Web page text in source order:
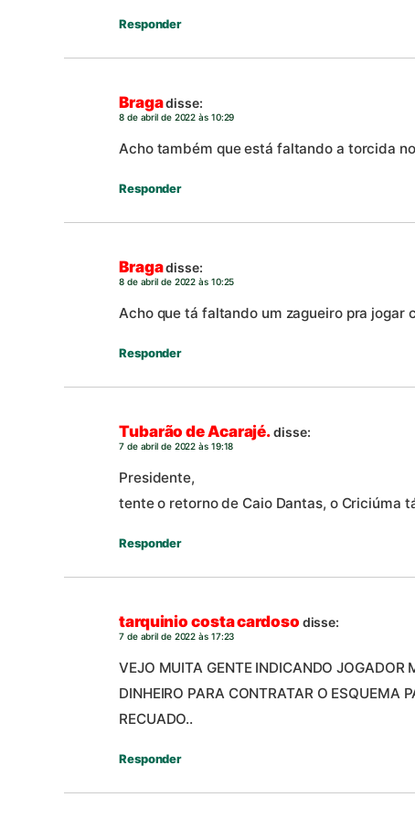
Responder
Bragadisse:
8 de abril de 2022 às 10:29
Acho também que está faltando a torcida
Responder
Bragadisse:
8 de abril de 2022 às 10:25
Acho que tá faltando um zagueiro pra jogar
Responder
Tubarão de Acarajé.disse:
7 de abril de 2022 às 19:18
Presidente,
tente o retorno de Caio Dantas, o Criciúma
Responder
tarquinio costa cardoso disse:
7 de abril de 2022 às 17:23
VEJO MUITA GENTE INDICANDO JOGADOR
DINHEIRO PARA CONTRATAR O ESQUEMA
RECUADO..
Responder